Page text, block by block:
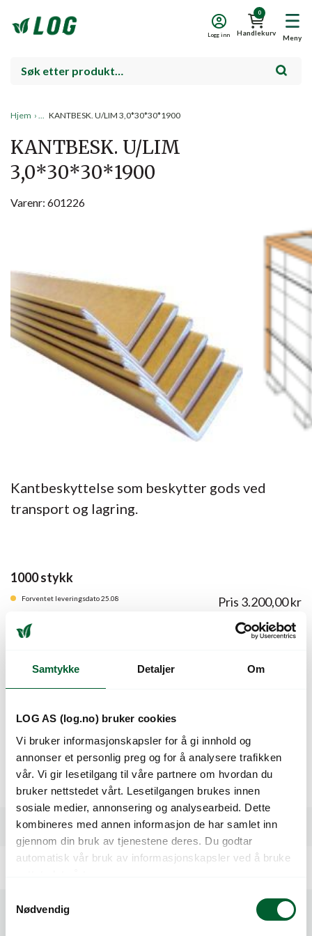
Samtykke Detaljer Om
LOG AS (log.no) bruker cookies
Vi bruker informasjonskapsler for å gi innhold og
annonser et personlig preg og for å analysere trafikken
vår. Vi gir lesetilgang til våre partnere om hvordan du
bruker nettstedet vårt. Lesetilgangen brukes innen
sosiale medier, annonsering og analysearbeid. Dette
kombineres med annen informasjon de har samlet inn
gjennom din bruk av tjenestene deres. Du godtar
automatisk vår bruk av informasjonskapsler ved å bruke
Nødvendig
Meny
0
Handlekurv
Logg inn
Hjem › KANTBESK. U/LIM 3,0*30*30*1900
KANTBESK. U/LIM
3,0*30*30*1900
Varenr: 601226
Kantbeskyttelse som beskytter gods ved
transport og lagring.
1000 stykk
Forventet leveringsdato 25.08 Pris 3.200,00kr
Legg i handlekurven
Beskytter mot støt og skader. Stabiliserer paller under
transport og lagring.
5200 stykk p. pall.
Spesifikasjoner